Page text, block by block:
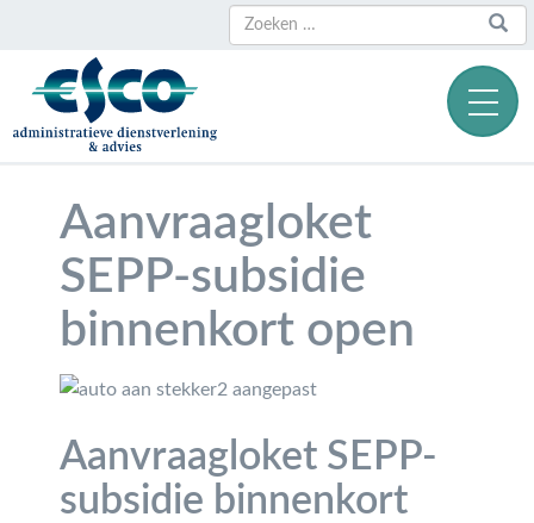
Zoeken
Zoeken
naar:
Aanvraagloket
SEPP-subsidie
binnenkort open
Aanvraagloket SEPP-
subsidie binnenkort